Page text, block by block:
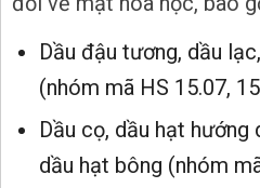
Dầu đậu tương, dầu
(nhóm mã HS 15.07,
Dầu cọ, dầu hạt hướng
dầu hạt bông (nhóm